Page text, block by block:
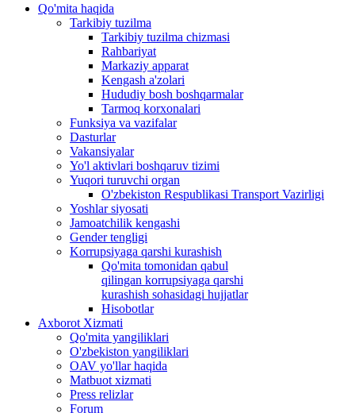
Qo'mita haqida
Tarkibiy tuzilma
Tarkibiy tuzilma chizmasi
Rahbariyat
Markaziy apparat
Kengash a'zolari
Hududiy bosh boshqarmalar
Tarmoq korxonalari
Funksiya va vazifalar
Dasturlar
Vakansiyalar
Yo'l aktivlari boshqaruv tizimi
Yuqori turuvchi organ
O'zbekiston Respublikasi Transport Vazirligi
Yoshlar siyosati
Jamoatchilik kengashi
Gender tengligi
Korrupsiyaga qarshi kurashish
Qo'mita tomonidan qabul
qilingan korrupsiyaga qarshi
kurashish sohasidagi hujjatlar
Hisobotlar
Аxborot Xizmati
Qo'mita yangiliklari
O'zbekiston yangiliklari
OAV yo'llar haqida
Matbuot xizmati
Press relizlar
Forum